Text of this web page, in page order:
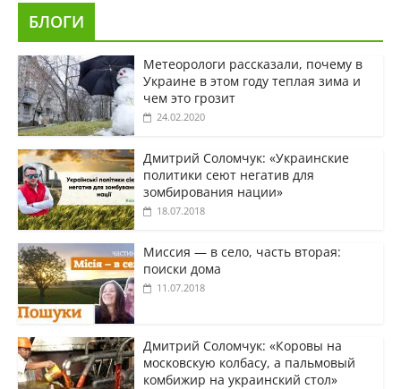
БЛОГИ
Метеорологи рассказали, почему в
Украине в этом году теплая зима и
чем это грозит
24.02.2020
Дмитрий Соломчук: «Украинские
политики сеют негатив для
зомбирования нации»
18.07.2018
Миссия — в село, часть вторая:
поиски дома
11.07.2018
Дмитрий Соломчук: «Коровы на
московскую колбасу, а пальмовый
комбижир на украинский стол»